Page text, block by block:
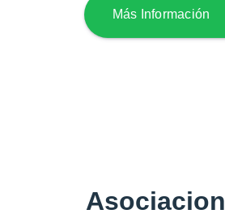
Más Información